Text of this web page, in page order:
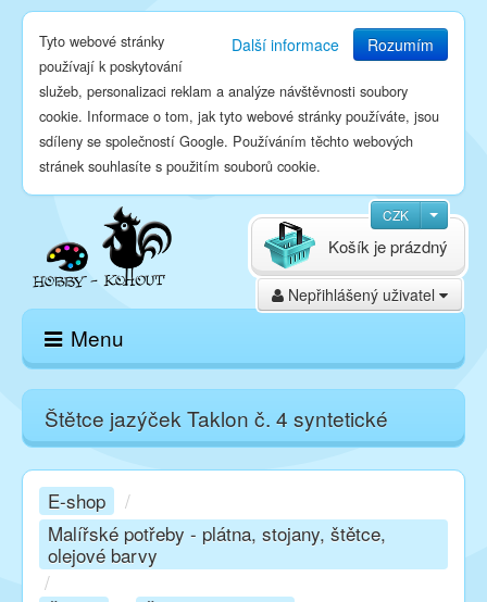
Další informace Rozumím
Tyto webové stránky
používají k poskytování
služeb, personalizaci reklam a analýze návštěvnosti soubory
cookie. Informace o tom, jak tyto webové stránky používáte, jsou
sdíleny se společností Google. Používáním těchto webových
stránek souhlasíte s použitím souborů cookie.
CZK
Nepřihlášený uživatel
Košík je prázdný
Menu
Domů
E-shop
Kurzy
Štětce jazýček Taklon č. 4 syntetické
E-shop
/
Malířské potřeby - plátna, stojany, štětce,
olejové barvy
/